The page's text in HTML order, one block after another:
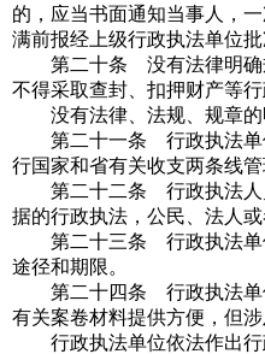
的，应当书面通知当事人，
满前报经上级行政执法单位
第二十条 没有法律明确规
不得采取查封、扣押财产等行
没有法律、法规、规章的
第二十一条 行政执法单位
行国家和省有关收支两条线
第二十二条 行政执法人员
据的行政执法，公民、法人或
第二十三条 行政执法单位
途径和期限。
第二十四条 行政执法单位
有关案卷材料提供方便，但
行政执法单位依法作出行